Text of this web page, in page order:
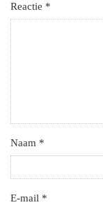
Reactie *
Naam *
E-mail *